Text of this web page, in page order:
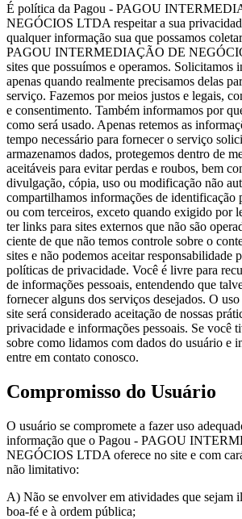
É política da Pagou - PAGOU
NEGÓCIOS LTDA respeitar a sua
qualquer informação sua que possamos
PAGOU INTERMEDIAÇÃO DE
sites que possuímos e operamos. Solicitamos
apenas quando realmente precisamos delas
serviço. Fazemos por meios justos e legais,
e consentimento. Também informamos por
como será usado. Apenas retemos as
tempo necessário para fornecer o serviço
armazenamos dados, protegemos dentro de
aceitáveis para evitar perdas e roubos, bem
divulgação, cópia, uso ou modificação não
compartilhamos informações de identificação
ou com terceiros, exceto quando exigido por
ter links para sites externos que não são
ciente de que não temos controle sobre o
sites e não podemos aceitar responsabilidade
políticas de privacidade. Você é livre para
de informações pessoais, entendendo que
fornecer alguns dos serviços desejados. O
site será considerado aceitação de nossas
privacidade e informações pessoais. Se você
sobre como lidamos com dados do usuário e
entre em contato conosco.
Compromisso do Usuário
O usuário se compromete a fazer uso
informação que o Pagou - PAGOU
NEGÓCIOS LTDA oferece no site e com
não limitativo:
A) Não se envolver em atividades que sejam
boa-fé e à ordem pública;